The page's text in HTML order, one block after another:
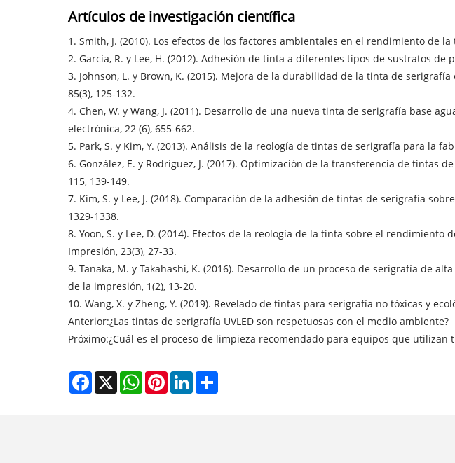
Artículos de investigación científica
1. Smith, J. (2010). Los efectos de los factores ambientales en el rendimiento de
2. García, R. y Lee, H. (2012). Adhesión de tinta a diferentes tipos de sustratos de
3. Johnson, L. y Brown, K. (2015). Mejora de la durabilidad de la tinta de
85(3), 125-132.
4. Chen, W. y Wang, J. (2011). Desarrollo de una nueva tinta de serigrafía base
electrónica, 22 (6), 655-662.
5. Park, S. y Kim, Y. (2013). Análisis de la reología de tintas de serigrafía para la
6. González, E. y Rodríguez, J. (2017). Optimización de la transferencia de
115, 139-149.
7. Kim, S. y Lee, J. (2018). Comparación de la adhesión de tintas de serigrafía
1329-1338.
8. Yoon, S. y Lee, D. (2014). Efectos de la reología de la tinta sobre el
Impresión, 23(3), 27-33.
9. Tanaka, M. y Takahashi, K. (2016). Desarrollo de un proceso de serigrafía de
de la impresión, 1(2), 13-20.
10. Wang, X. y Zheng, Y. (2019). Revelado de tintas para serigrafía no tóxicas y
Anterior:¿Las tintas de serigrafía UVLED son respetuosas con el medio ambiente?
Próximo:¿Cuál es el proceso de limpieza recomendado para equipos que utilizan
Facebook
X WhatsAppPinterestLinkedIn